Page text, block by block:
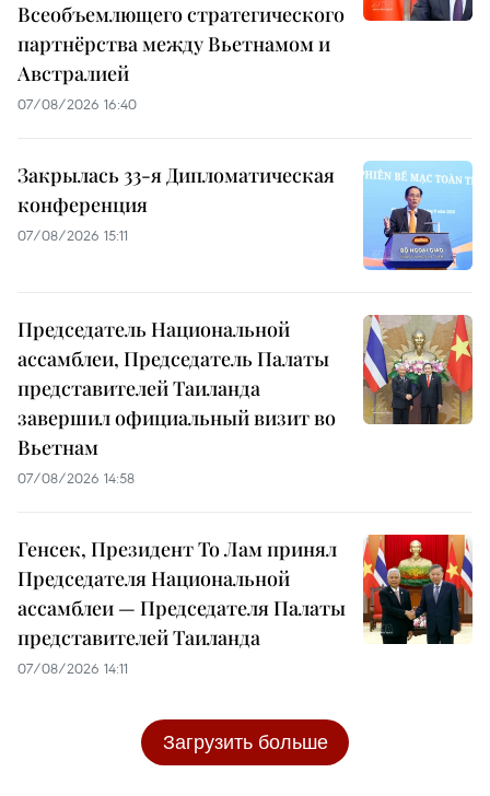
Всеобъемлющего стратегического
партнёрства между Вьетнамом и
Австралией
07/08/2026 16:40
Закрылась 33-я Дипломатическая
конференция
07/08/2026 15:11
Председатель Национальной
ассамблеи, Председатель Палаты
представителей Таиланда
завершил официальный визит во
Вьетнам
07/08/2026 14:58
Генсек, Президент То Лам принял
Председателя Национальной
ассамблеи — Председателя Палаты
представителей Таиланда
07/08/2026 14:11
Загрузить больше